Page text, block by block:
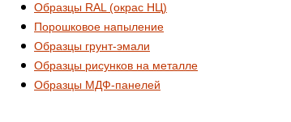
Образцы RAL (окрас НЦ)
Порошковое напыление
Образцы грунт-эмали
Образцы рисунков на металле
Образцы МДФ-панелей